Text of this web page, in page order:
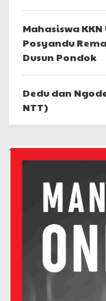
Mahasiswa
Posyandu
Dusun Pondok
Dedu dan
NTT)